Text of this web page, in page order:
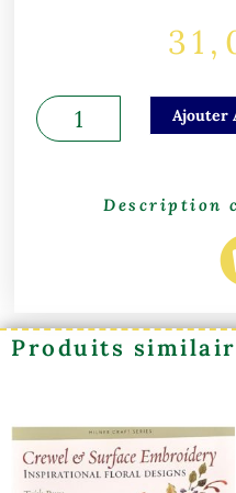
quantité
de
Ajouter
Description
Produits